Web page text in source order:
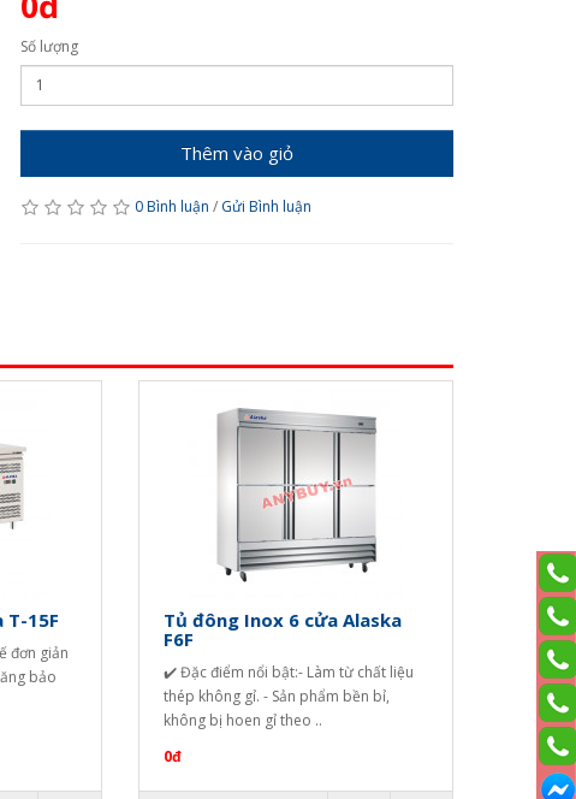
Số lượng
Thêm vào giỏ
0 Bình luận / Gửi Bình luận
T-15F
đơn giản
bảo
Tủ đông Inox 6 cửa Alaska
F6F
✔️ Đặc điểm nổi bật:- Làm từ chất liệu
thép không gỉ. - Sản phẩm bền bỉ,
không bị hoen gỉ theo ..
0đ